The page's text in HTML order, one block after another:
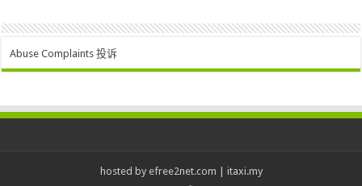
Abuse Complaints 投诉
hosted by efree2net.com | itaxi.my